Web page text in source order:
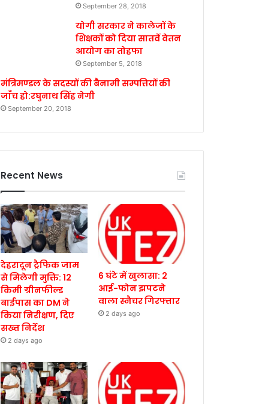
September 28, 2018
योगी सरकार ने कालेजों के
शिक्षकों को दिया सातवें वेतन
आयोग का तोहफा
September 5, 2018
मंत्रिमण्डल के सदस्यों की बैनामी सम्पत्तियों की
जाँच हो:रघुनाथ सिंह नेगी
September 20, 2018
Recent News
देहरादून ट्रैफिक जाम
से मिलेगी मुक्ति: 12
किमी ग्रीनफील्ड
बाईपास का DM ने
किया निरीक्षण, दिए
सख्त निर्देश
2 days ago
6 घंटे में खुलासा: 2
आई-फोन झपटने
वाला स्नैचर गिरफ्तार
2 days ago